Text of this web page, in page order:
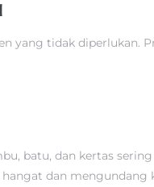
yang tidak diperlukan.
batu, dan kertas
dan mengundang